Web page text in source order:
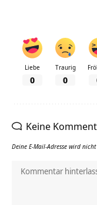
Liebe
0
Traurig
0
Keine
Deine E-Mail-Adresse wird